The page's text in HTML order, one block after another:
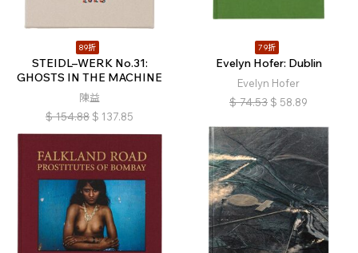
89折
STEIDL–WERK No.31:
GHOSTS IN THE MACHINE
陳益
$ 154.88 $ 137.85
79折
Evelyn Hofer: Dublin
Evelyn Hofer
$ 74.53 $ 58.89